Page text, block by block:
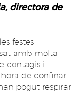
directora de
festes
amb molta
contagis i
de confinar
pogut respirar